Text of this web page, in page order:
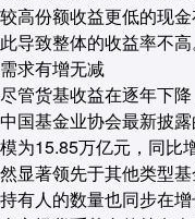
较高份额收益更低的现
此导致整体的收益率不高
需求有增无减
尽管货基收益在逐年下降
中国基金业协会最新披
模为15.85万亿元，同比
然显著领先于其他类型基
持有人的数量也同步在